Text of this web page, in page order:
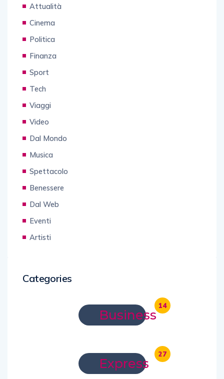
Attualità
Cinema
Politica
Finanza
Sport
Tech
Viaggi
Video
Dal Mondo
Musica
Spettacolo
Benessere
Dal Web
Eventi
Artisti
Categories
Business
14
Express
27